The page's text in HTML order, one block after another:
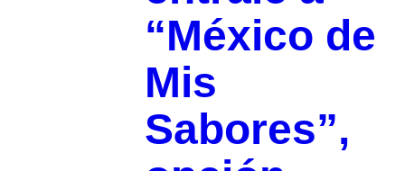
“México de
Mis
Sabores”,